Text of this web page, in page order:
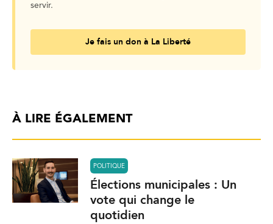
servir.
Je fais un don à La Liberté
À LIRE ÉGALEMENT
POLITIQUE
Élections municipales : Un
vote qui change le
quotidien